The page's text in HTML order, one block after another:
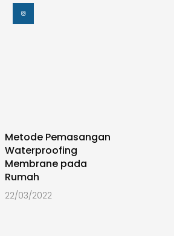
Metode Pemasangan
Waterproofing
Membrane pada
Rumah
22/03/2022